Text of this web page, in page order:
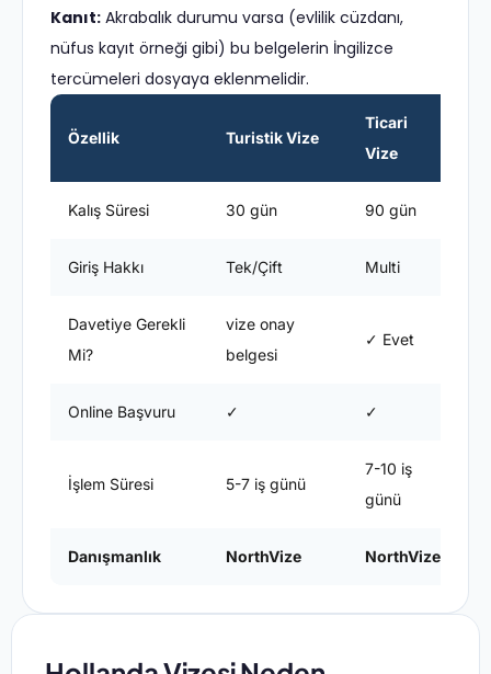
Kanıt: Akrabalık durumu varsa (evlilik cüzdanı,
nüfus kayıt örneği gibi) bu belgelerin İngilizce
tercümeleri dosyaya eklenmelidir.
Özellik Turistik Vize
Ticari
Vize
Kalış Süresi 30 gün 90 gün
Giriş Hakkı Tek/Çift Multi
Davetiye Gerekli
Mi?
vize onay
belgesi
✓ Evet
Online Başvuru ✓ ✓
İşlem Süresi 5-7 iş günü
7-10 iş
günü
Danışmanlık NorthVize NorthVize